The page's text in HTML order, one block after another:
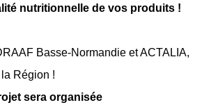
nutritionnelle de vos produits !
Basse-Normandie et ACTALIA,
Région !
sera organisée